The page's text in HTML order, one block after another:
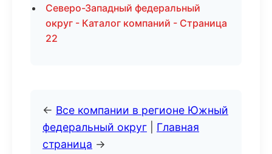
Северо-Западный федеральный
округ - Каталог компаний - Страница
22
← Все компании в регионе Южный
федеральный округ
Главная
страница →